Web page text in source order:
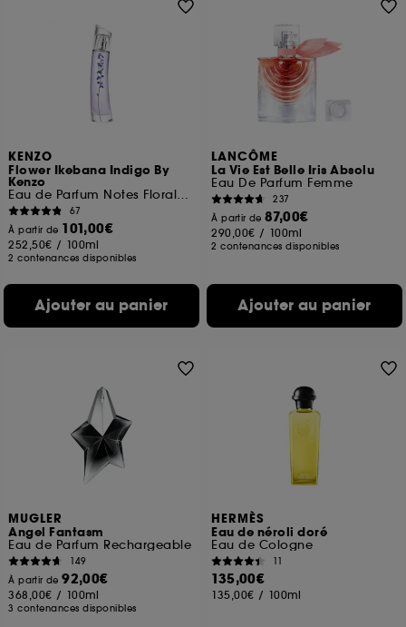
KENZO
Flower Ikebana Indigo By
Kenzo
Eau de Parfum Notes Florales Ambrées
67
À partir de 101,00€
252,50€ / 100ml
2 contenances disponibles
Ajouter au panier
LANCÔME
La Vie Est Belle Iris Absolu
Eau De Parfum Femme
237
À partir de87,00€
290,00€ / 100ml
2 contenances disponibles
Ajouter au panier
MUGLER
Angel Fantasm
Eau de Parfum Rechargeable
149
À partir de92,00€
368,00€ / 100ml
3 contenances disponibles
HERMÈS
Eau de néroli doré
Eau de Cologne
11
135,00€
135,00€ / 100ml